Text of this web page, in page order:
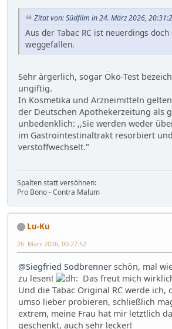
Zitat von: Südfilm in 24. März 2026,
Aus der Tabac RC ist neuerdings
weggefallen.
Sehr ärgerlich, sogar Öko-Test
ungiftig.
In Kosmetika und Arzneimitteln
der Deutschen Apothekerzeitung als
unbedenklich: ,,Sie werden weder
im Gastrointestinaltrakt resorbiert
verstoffwechselt."
Spalten statt versöhnen:
Pro Bono - Contra Malum
Lu-Ku
26. März 2026, 00:27:52
@Siegfried Sodbrenner schön, mal
zu lesen!
Das freut mich
Und die Tabac Original RC werde ich,
umso lieber probieren, schließlich
extrem, meine Frau hat mir letztlich
geschenkt, auch sehr lecker!